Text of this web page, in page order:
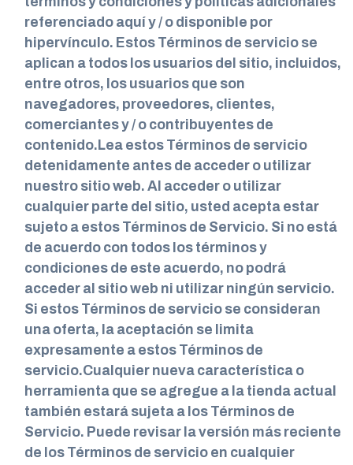
referenciado aquí y / o disponible por
hipervínculo. Estos Términos de servicio se
aplican a todos los usuarios del sitio, incluidos,
entre otros, los usuarios que son
navegadores, proveedores, clientes,
comerciantes y / o contribuyentes de
contenido.Lea estos Términos de servicio
detenidamente antes de acceder o utilizar
nuestro sitio web. Al acceder o utilizar
cualquier parte del sitio, usted acepta estar
sujeto a estos Términos de Servicio. Si no está
de acuerdo con todos los términos y
condiciones de este acuerdo, no podrá
acceder al sitio web ni utilizar ningún servicio.
Si estos Términos de servicio se consideran
una oferta, la aceptación se limita
expresamente a estos Términos de
servicio.Cualquier nueva característica o
herramienta que se agregue a la tienda actual
también estará sujeta a los Términos de
Servicio. Puede revisar la versión más reciente
de los Términos de servicio en cualquier